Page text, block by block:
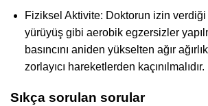
Fiziksel Aktivite: Doktorun izin
yürüyüş gibi aerobik egzersizler
basıncını aniden yükselten ağır
zorlayıcı hareketlerden kaçınılmalıdır.
Sıkça sorulan sorular